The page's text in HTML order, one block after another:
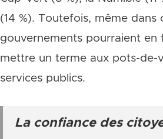
(14 %). Toutefois, même dans
gouvernements pourraient en
mettre un terme aux pots-de-
services publics.
La confiance des